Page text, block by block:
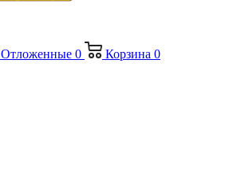
Отложенные 0 Корзина 0